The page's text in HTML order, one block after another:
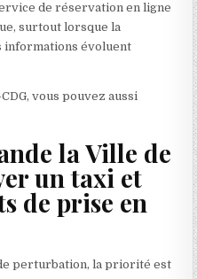
de réservation en ligne
surtout lorsque la
informations évoluent
vous pouvez aussi
la Ville de
un taxi et
de prise en
perturbation, la priorité est